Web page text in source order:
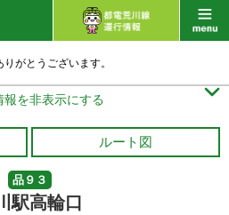
がとうございます。
報を非表示にする 
ルート図
品９３
駅高輪口